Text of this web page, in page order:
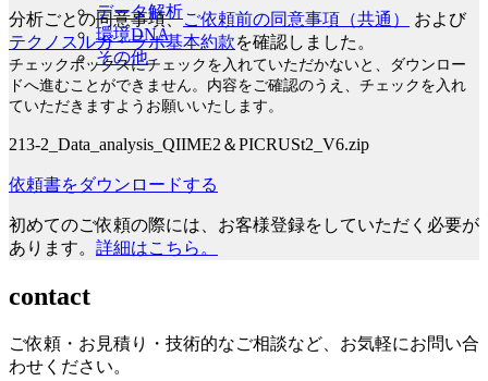
データ解析
環境DNA
その他
分析ごとの同意事項、ご依頼前の同意事項（共通）
および
テクノスルガ・ラボ基本約款を確認しました。
チェックボックスにチェックを入れていただかないと、ダウンロー
ドへ進むことができません。内容をご確認のうえ、チェックを入れ
ていただきますようお願いいたします。
213-2_Data_analysis_QIIME2＆PICRUSt2_V6.zip
依頼書をダウンロードする
初めてのご依頼の際には、お客様登録をしていただく必要が
あります。 詳細はこちら。
contact
ご依頼・お見積り・技術的なご相談など、お気軽にお問い合
わせください。